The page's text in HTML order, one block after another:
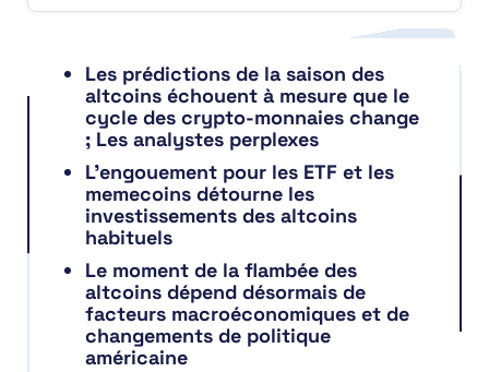
Les prédictions de la saison des
altcoins échouent à mesure que le
cycle des crypto-monnaies change
; Les analystes perplexes
L’engouement pour les ETF et les
memecoins détourne les
investissements des altcoins
habituels
Le moment de la flambée des
altcoins dépend désormais de
facteurs macroéconomiques et de
changements de politique
américaine